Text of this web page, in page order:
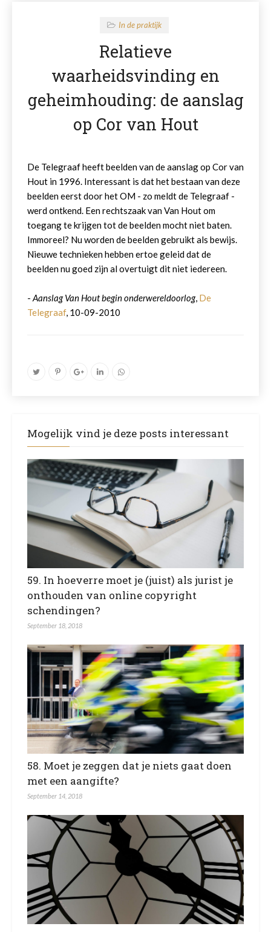
In de praktijk
Relatieve
waarheidsvinding en
geheimhouding: de aanslag
op Cor van Hout
De Telegraaf heeft beelden van de aanslag op Cor van
Hout in 1996. Interessant is dat het bestaan van deze
beelden eerst door het OM - zo meldt de Telegraaf -
werd ontkend. Een rechtszaak van Van Hout om
toegang te krijgen tot de beelden mocht niet baten.
Immoreel? Nu worden de beelden gebruikt als bewijs.
Nieuwe technieken hebben ertoe geleid dat de
beelden nu goed zijn al overtuigt dit niet iedereen.
- Aanslag Van Hout begin onderwereldoorlog, De
Telegraaf, 10-09-2010
Mogelijk vind je deze posts interessant
59. In hoeverre moet je (juist) als jurist je
onthouden van online copyright
schendingen?
September 18, 2018
58. Moet je zeggen dat je niets gaat doen
met een aangifte?
September 14, 2018